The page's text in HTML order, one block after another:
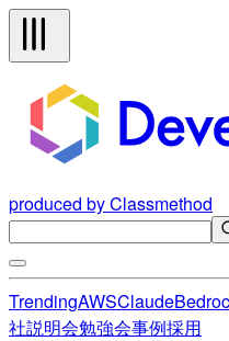
produced by Classmethod
TrendingAWSClaude
社説明会勉強会事例採用